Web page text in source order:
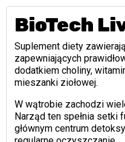
BioTech
Suplement diety
zapewniających
dodatkiem choliny,
mieszanki ziołowej.
W wątrobie zachodzi
Narząd ten spełnia setki
głównym centrum